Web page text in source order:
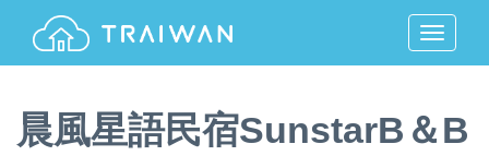
MENU
晨風星語民宿SunstarB＆B